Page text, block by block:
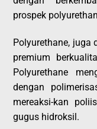
prospek
Polyurethane, juga
premium
Polyurethane
dengan
mereaksi-kan
gugus hidroksil.